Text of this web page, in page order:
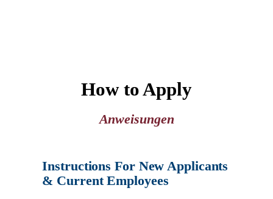
How to Apply
Anweisungen
Instructions For New Applicants
& Current Employees